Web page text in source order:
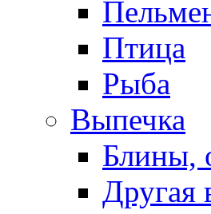
Птица
Рыба
Выпечка
Блины,
Другая